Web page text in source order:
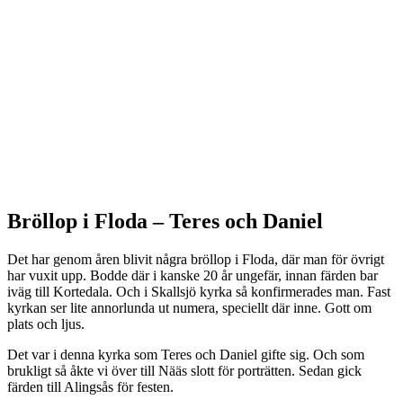
Bröllop i Floda – Teres och Daniel
Det har genom åren blivit några bröllop i Floda, där man för övrigt
har vuxit upp. Bodde där i kanske 20 år ungefär, innan färden bar
iväg till Kortedala. Och i Skallsjö kyrka så konfirmerades man. Fast
kyrkan ser lite annorlunda ut numera, speciellt där inne. Gott om
plats och ljus.
Det var i denna kyrka som Teres och Daniel gifte sig. Och som
brukligt så åkte vi över till Nääs slott för porträtten. Sedan gick
färden till Alingsås för festen.